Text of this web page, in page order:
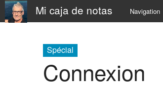
Mi caja de notas Navigation
📅 Calendar
Spécial
Connexion